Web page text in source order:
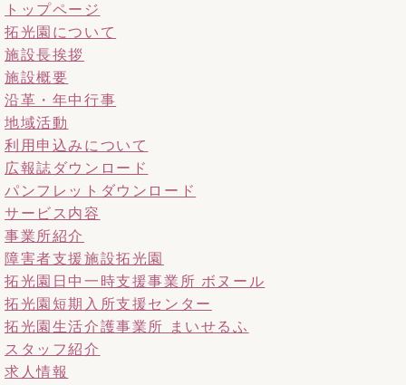
トップページ
拓光園について
施設長挨拶
施設概要
沿革・年中行事
地域活動
利用申込みについて
広報誌ダウンロード
パンフレットダウンロード
サービス内容
事業所紹介
障害者支援施設拓光園
拓光園日中一時支援事業所 ボヌール
拓光園短期入所支援センター
拓光園生活介護事業所 まいせるふ
スタッフ紹介
求人情報